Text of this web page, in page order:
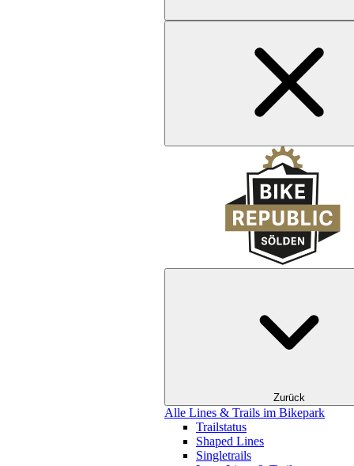
Zurück
Alle Lines & Trails im Bikepark
Trailstatus
Shaped Lines
Singletrails